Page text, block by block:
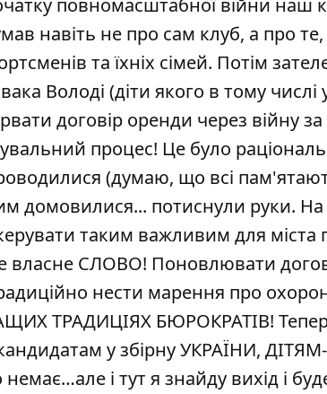
повномасштабної війни наш
навіть не про сам клуб, а про
та їхніх сімей. Потім
Володі (діти якого в тому
договір оренди через війну
процес! Це було
(думаю, що всі
домовилися... потиснули руки.
таким важливим для
власне СЛОВО! Поновлювати
нести марення про
ТРАДИЦІЯХ БЮРОКРАТІВ! Тепер
у збірну УКРАЇНИ,
немає…але і тут я знайду вихід і